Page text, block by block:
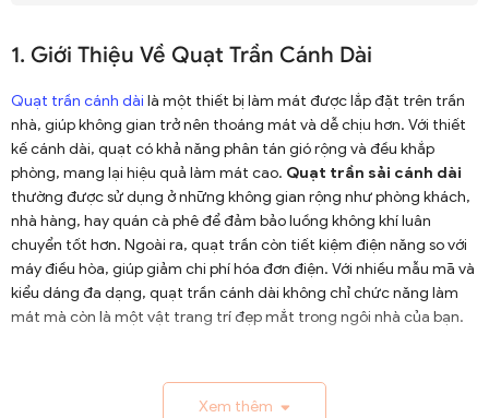
1. Giới Thiệu Về Quạt Trần Cánh Dài
Quạt trần cánh dài là một thiết bị làm mát được lắp đặt trên trần
nhà, giúp không gian trở nên thoáng mát và dễ chịu hơn. Với thiết
kế cánh dài, quạt có khả năng phân tán gió rộng và đều khắp
phòng, mang lại hiệu quả làm mát cao. Quạt trần sải cánh dài
thường được sử dụng ở những không gian rộng như phòng khách,
nhà hàng, hay quán cà phê để đảm bảo luồng không khí luân
chuyển tốt hơn. Ngoài ra, quạt trần còn tiết kiệm điện năng so với
máy điều hòa, giúp giảm chi phí hóa đơn điện. Với nhiều mẫu mã và
kiểu dáng đa dạng, quạt trần cánh dài không chỉ chức năng làm
mát mà còn là một vật trang trí đẹp mắt trong ngôi nhà của bạn.
1.1. Lịch Sử và Sự Phát Triển
Xem thêm